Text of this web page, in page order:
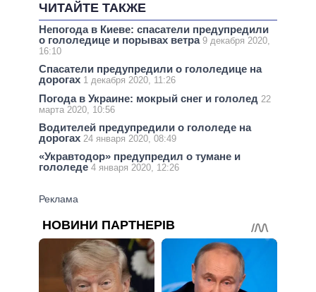
ЧИТАЙТЕ ТАКЖЕ
Непогода в Киеве: спасатели предупредили
о гололедице и порывах ветра 9 декабря 2020,
16:10
Спасатели предупредили о гололедице на
дорогах 1 декабря 2020, 11:26
Погода в Украине: мокрый снег и гололед 22
марта 2020, 10:56
Водителей предупредили о гололеде на
дорогах 24 января 2020, 08:49
«Укравтодор» предупредил о тумане и
гололеде 4 января 2020, 12:26